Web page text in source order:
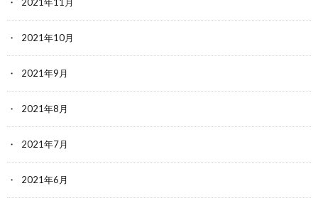
2021年11月
2021年10月
2021年9月
2021年8月
2021年7月
2021年6月